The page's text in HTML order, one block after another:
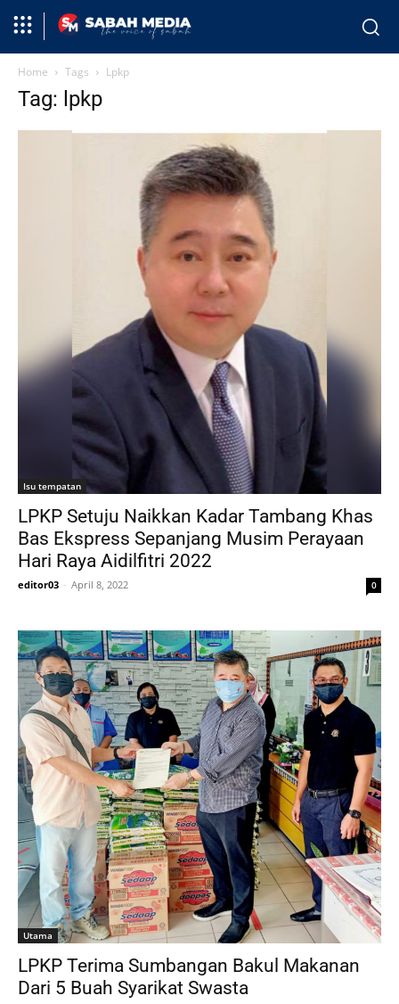
Home Tags Lpkp
Tag: lpkp
Isu tempatan
LPKP Setuju Naikkan Kadar Tambang Khas
Bas Ekspress Sepanjang Musim Perayaan
Hari Raya Aidilfitri 2022
editor03 - April 8, 2022 0
Utama
LPKP Terima Sumbangan Bakul Makanan
Dari 5 Buah Syarikat Swasta